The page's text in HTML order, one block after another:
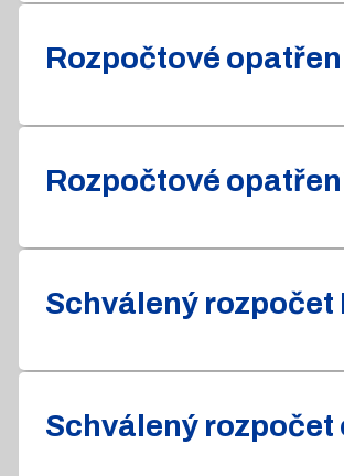
Rozpočtové
Rozpočtové
Schválený rozpočet
Schválený rozpočet